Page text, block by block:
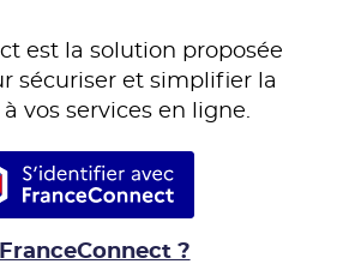
est la solution proposée
sécuriser et simplifier la
vos services en ligne.
S’identifier avec
?